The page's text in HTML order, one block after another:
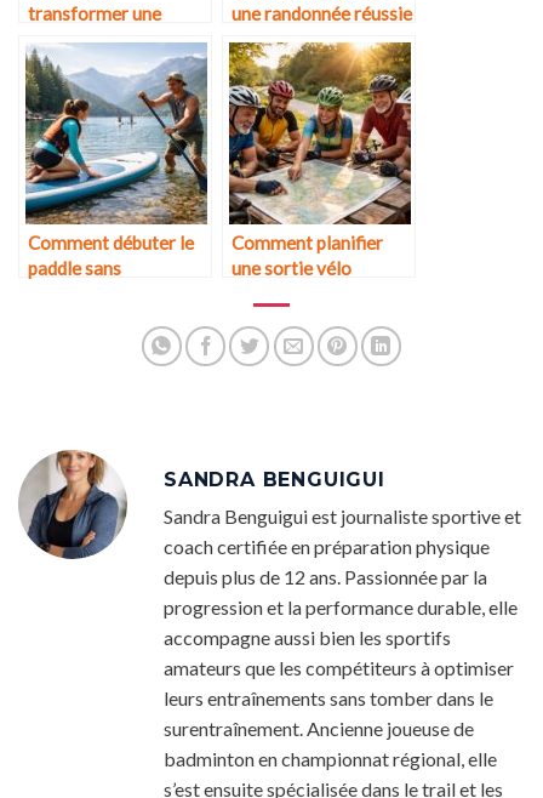
transformer une
activité sportive en
moment convivial ?
une randonnée réussie
entre amis ?
Comment débuter le
paddle sans
Comment planifier
une sortie vélo
SANDRA BENGUIGUI
Sandra Benguigui est journaliste sportive et
coach certifiée en préparation physique
depuis plus de 12 ans. Passionnée par la
progression et la performance durable, elle
accompagne aussi bien les sportifs
amateurs que les compétiteurs à optimiser
leurs entraînements sans tomber dans le
surentraînement. Ancienne joueuse de
badminton en championnat régional, elle
s’est ensuite spécialisée dans le trail et les